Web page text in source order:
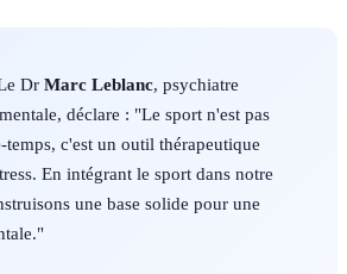
Dr Marc Leblanc, psychiatre
déclare : "Le sport n'est pas
temps, c'est un outil thérapeutique
En intégrant le sport dans notre
une base solide pour une